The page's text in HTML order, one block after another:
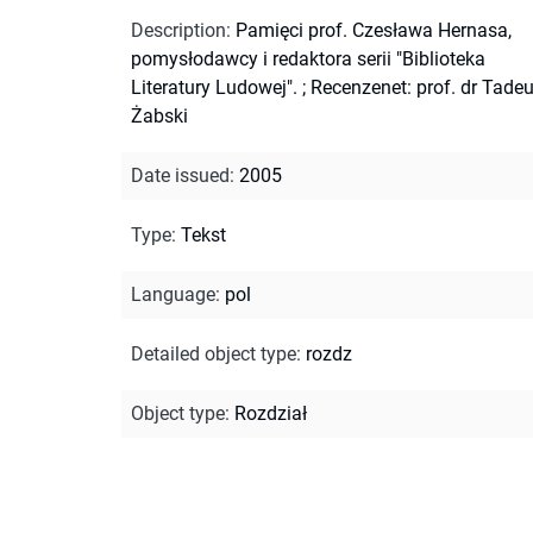
Description: Pamięci prof. Czesława Hernasa,
pomysłodawcy i redaktora serii "Biblioteka
Literatury Ludowej". ; Recenzenet: prof. dr
Żabski
Date issued: 2005
Type: Tekst
Language: pol
Detailed object type: rozdz
Object type: Rozdział